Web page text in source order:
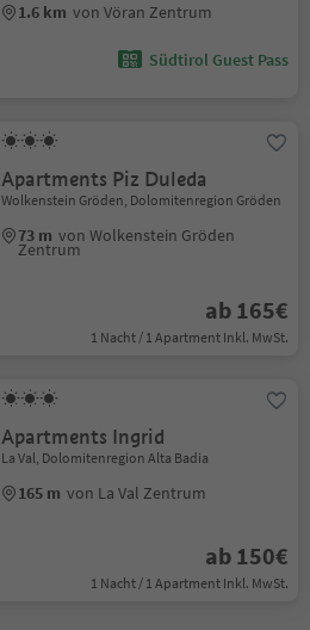
1.6 km von Vöran Zentrum
Südtirol Guest Pass
Apartments Piz Duleda
Wolkenstein Gröden, Dolomitenregion Gröden
73 m von Wolkenstein Gröden
Zentrum
ab 165€
1 Nacht / 1 Apartment Inkl. MwSt.
Apartments Ingrid
La Val, Dolomitenregion Alta Badia
165 m von La Val Zentrum
ab 150€
1 Nacht / 1 Apartment Inkl. MwSt.